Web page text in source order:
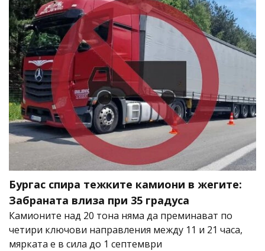
Бургас спира тежките камиони в жегите:
Забраната влиза при 35 градуса
Камионите над 20 тона няма да преминават по
четири ключови направления между 11 и 21 часа,
мярката е в сила до 1 септември